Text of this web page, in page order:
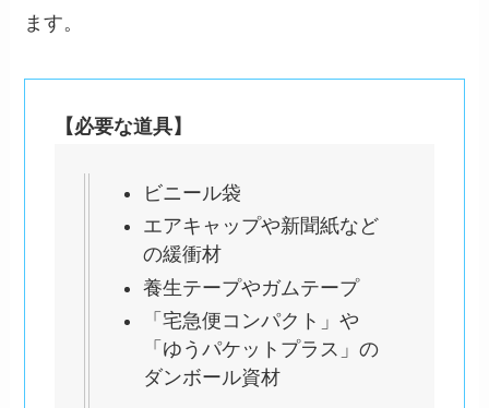
ます。
【必要な道具】
ビニール袋
エアキャップや新聞紙など
の緩衝材
養生テープやガムテープ
「宅急便コンパクト」や
「ゆうパケットプラス」の
ダンボール資材